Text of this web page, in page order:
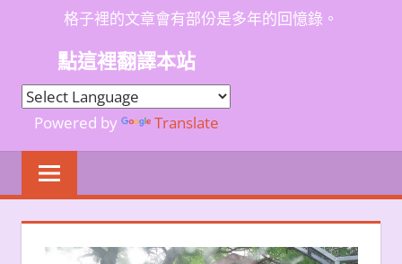
格子裡的文章會有部份是多年的回憶錄。
點這裡翻譯本站
Powered by Translate